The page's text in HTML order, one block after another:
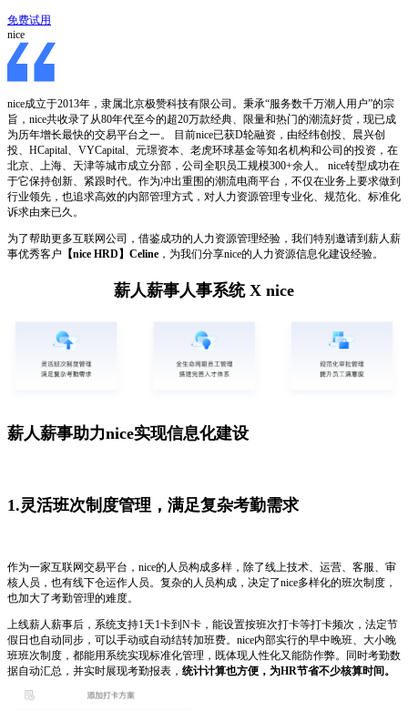
免费试用
nice
nice成立于2013年，隶属北京极赞科技有限公司。秉承“服务数千万潮人用户”的宗
旨，nice共收录了从80年代至今的超20万款经典、限量和热门的潮流好货，现已成
为历年增长最快的交易平台之一。 目前nice已获D轮融资，由经纬创投、晨兴创
投、HCapital、VYCapital、元璟资本、老虎环球基金等知名机构和公司的投资，在
北京、上海、天津等城市成立分部，公司全职员工规模300+余人。 nice转型成功在
于它保持创新、紧跟时代。作为冲出重围的潮流电商平台，不仅在业务上要求做到
行业领先，也追求高效的内部管理方式，对人力资源管理专业化、规范化、标准化
诉求由来已久。
为了帮助更多互联网公司，借鉴成功的人力资源管理经验，我们特别邀请到薪人薪
事优秀客户 【nice HRD】Celine ，为我们分享nice的人力资源信息化建设经验。
薪人薪事人事系统 X nice
薪人薪事助力nice实现信息化建设
1.灵活班次制度管理，满足复杂考勤需求
作为一家互联网交易平台，nice的人员构成多样，除了线上技术、运营、客服、审
核人员，也有线下仓运作人员。复杂的人员构成，决定了nice多样化的班次制度，
也加大了考勤管理的难度。
上线薪人薪事后，系统支持1天1卡到N卡，能设置按班次打卡等打卡频次，法定节
假日也自动同步，可以手动或自动结转加班费。nice内部实行的早中晚班、大小晚
班班次制度，都能用系统实现标准化管理，既体现人性化又能防作弊。同时考勤数
据自动汇总，并实时展现考勤报表， 统计计算也方便，为HR节省不少核算时间。